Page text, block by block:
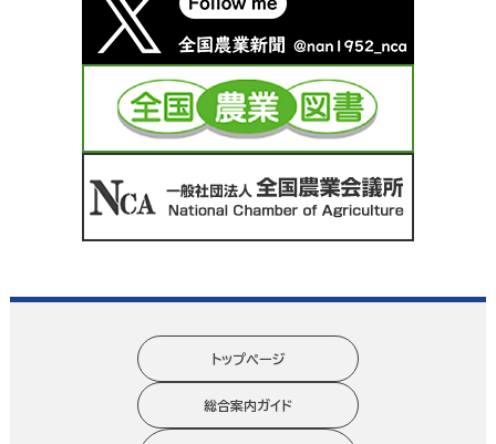
トップページ
総合案内ガイド